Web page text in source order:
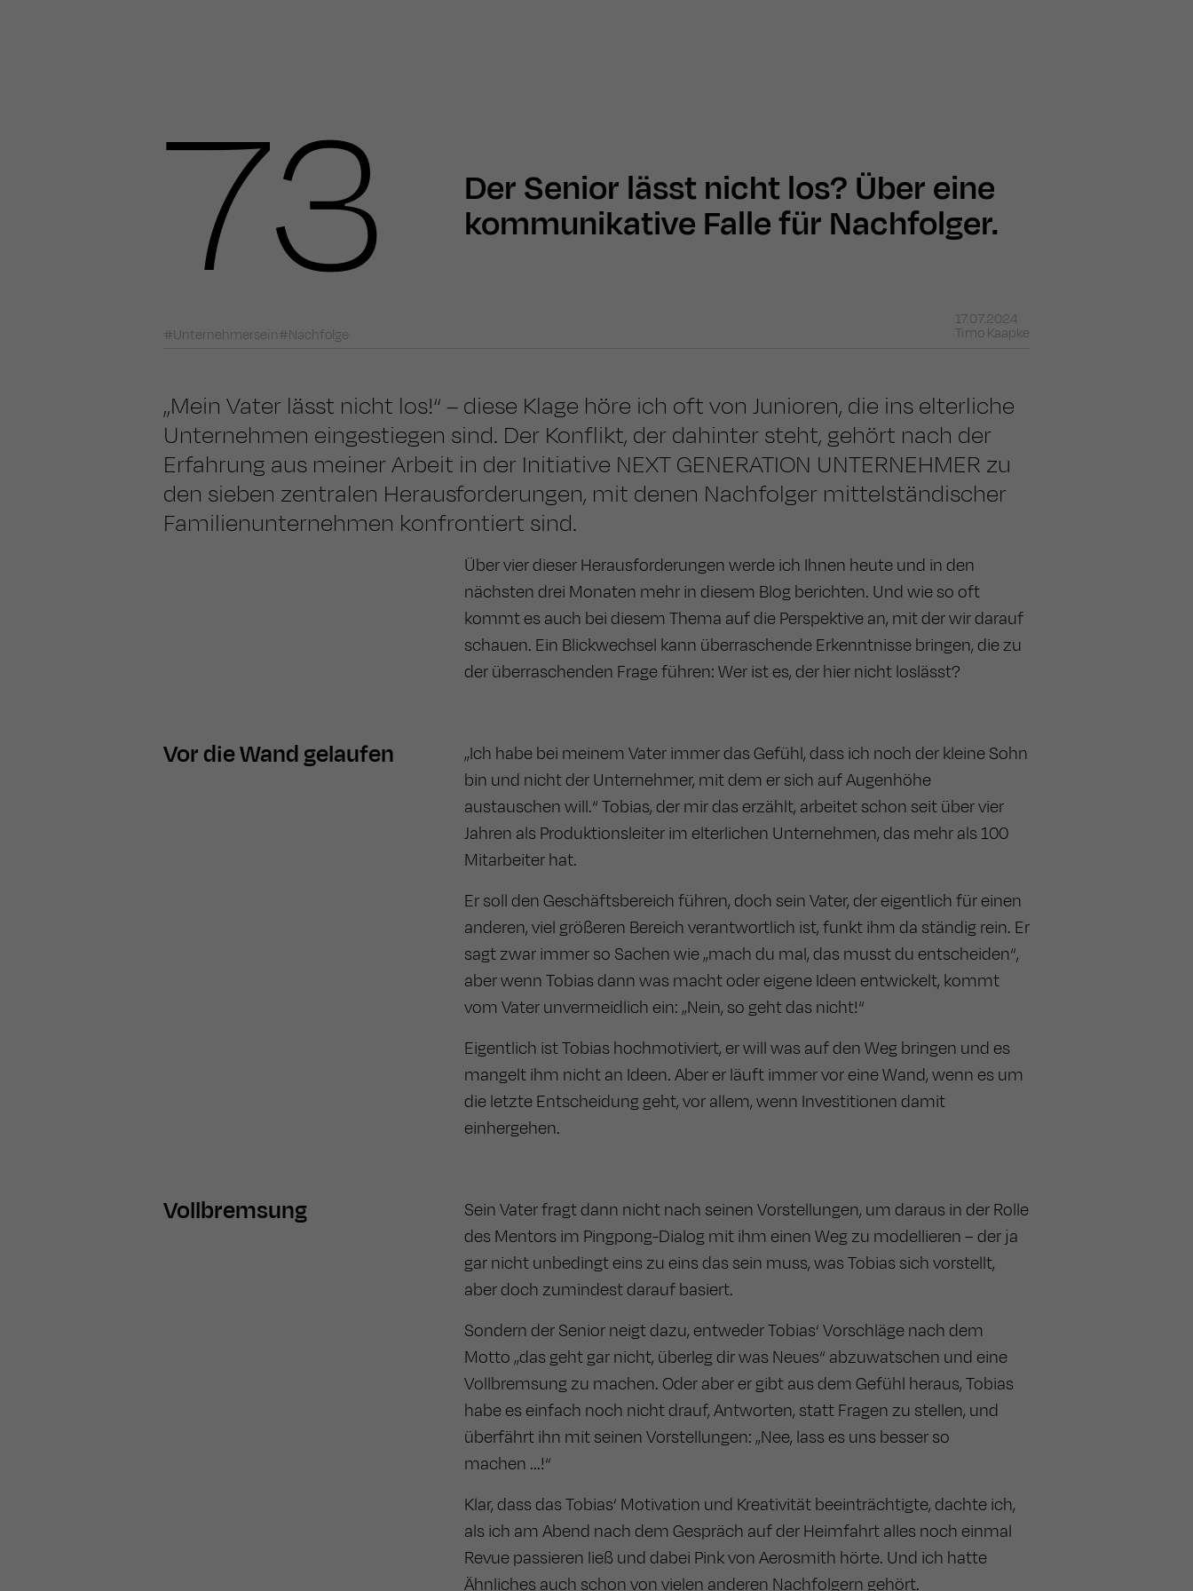
73 Der Senior lässt nicht los? Über eine
kommunikative Falle für Nachfolger.
Unternehmersein Nachfolge
17.07.2024
Timo Kaapke
„Mein Vater lässt nicht los!“ – diese Klage höre ich oft von Junioren, die ins elterliche
Unternehmen eingestiegen sind. Der Konflikt, der dahinter steht, gehört nach der
Erfahrung aus meiner Arbeit in der Initiative NEXT GENERATION UNTERNEHMER zu
den sieben zentralen Herausforderungen, mit denen Nachfolger mittelständischer
Familienunternehmen konfrontiert sind.
Über vier dieser Herausforderungen werde ich Ihnen heute und in den
nächsten drei Monaten mehr in diesem Blog berichten. Und wie so oft
kommt es auch bei diesem Thema auf die Perspektive an, mit der wir darauf
schauen. Ein Blickwechsel kann überraschende Erkenntnisse bringen, die zu
der überraschenden Frage führen: Wer ist es, der hier nicht loslässt?
Vor die Wand gelaufen
„Ich habe bei meinem Vater immer das Gefühl, dass ich noch der kleine Sohn
bin und nicht der Unternehmer, mit dem er sich auf Augenhöhe
austauschen will.“ Tobias, der mir das erzählt, arbeitet schon seit über vier
Jahren als Produktionsleiter im elterlichen Unternehmen, das mehr als 100
Mitarbeiter hat.
Er soll den Geschäftsbereich führen, doch sein Vater, der eigentlich für einen
anderen, viel größeren Bereich verantwortlich ist, funkt ihm da ständig rein. Er
sagt zwar immer so Sachen wie „mach du mal, das musst du entscheiden“,
aber wenn Tobias dann was macht oder eigene Ideen entwickelt, kommt
vom Vater unvermeidlich ein: „Nein, so geht das nicht!“
Eigentlich ist Tobias hochmotiviert, er will was auf den Weg bringen und es
mangelt ihm nicht an Ideen. Aber er läuft immer vor eine Wand, wenn es um
die letzte Entscheidung geht, vor allem, wenn Investitionen damit
einhergehen.
Vollbremsung
Sein Vater fragt dann nicht nach seinen Vorstellungen, um daraus in der Rolle
des Mentors im Pingpong-Dialog mit ihm einen Weg zu modellieren – der ja
gar nicht unbedingt eins zu eins das sein muss, was Tobias sich vorstellt,
aber doch zumindest darauf basiert.
Sondern der Senior neigt dazu, entweder Tobias‘ Vorschläge nach dem
Motto „das geht gar nicht, überleg dir was Neues“ abzuwatschen und eine
Vollbremsung zu machen. Oder aber er gibt aus dem Gefühl heraus, Tobias
habe es einfach noch nicht drauf, Antworten, statt Fragen zu stellen, und
überfährt ihn mit seinen Vorstellungen: „Nee, lass es uns besser so
machen ...!“
Klar, dass das Tobias‘ Motivation und Kreativität beeinträchtigte, dachte ich,
als ich am Abend nach dem Gespräch auf der Heimfahrt alles noch einmal
Revue passieren ließ und dabei Pink von Aerosmith hörte. Und ich hatte
Ähnliches auch schon von vielen anderen Nachfolgern gehört.